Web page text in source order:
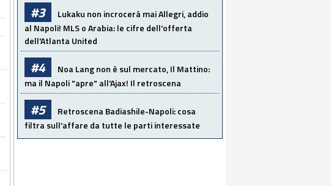
#3
Lukaku non incrocerà mai Allegri, addio
al Napoli! MLS o Arabia: le cifre dell'offerta
dell'Atlanta United
#4
Noa Lang non è sul mercato, Il Mattino:
ma il Napoli "apre" all'Ajax! Il retroscena
#5
Retroscena Badiashile-Napoli: cosa
filtra sull'affare da tutte le parti interessate